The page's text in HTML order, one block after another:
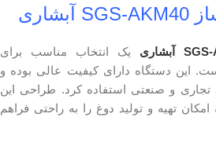
یک انتخاب مناسب برای
این دستگاه دارای کیفیت عالی بوده و
و صنعتی استفاده کرد. طراحی این
تهیه و تولید دوغ را به راحتی فراهم